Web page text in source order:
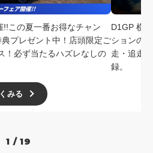
!!この夏一番お得なチャン
プレゼント中！店頭限定ご
！必ず当たるハズレなしの
みる
D1GP 横
ションの
走・追走
録。
1 / 19